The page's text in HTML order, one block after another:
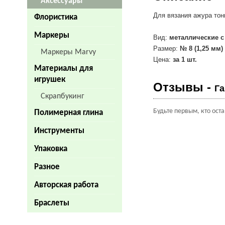
Флористика
Маркеры
Маркеры Marvy
Материалы для
игрушек
Скрапбукинг
Полимерная глина
Инструменты
Упаковка
Разное
Авторская работа
Браслеты
Для вязания ажура
Вид: металлические
Размер: № 8 (1,25 мм)
Цена: за 1 шт.
Отзывы -
Будьте первым, кто